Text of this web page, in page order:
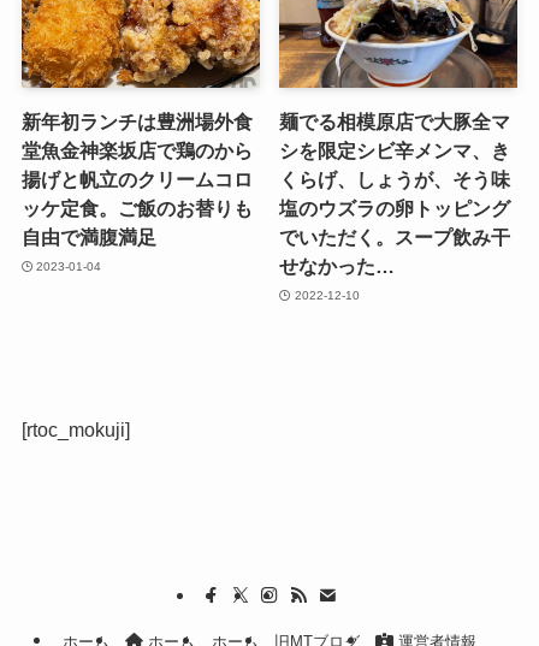
新年初ランチは豊洲場外食
堂魚金神楽坂店で鶏のから
揚げと帆立のクリームコロ
ッケ定食。ご飯のお替りも
自由で満腹満足
2023-01-04
麺でる相模原店で大豚全マ
シを限定シビ辛メンマ、き
くらげ、しょうが、そう味
塩のウズラの卵トッピング
でいただく。スープ飲み干
せなかった…
2022-12-10
[rtoc_mokuji]
ホーム ホーム ホーム 旧MTブログ 運営者情報